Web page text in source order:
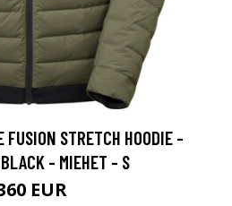
STRETCH HOODIE -
- MIEHET - S
EUR